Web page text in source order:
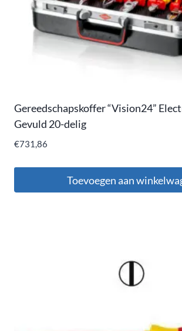
Gereedschapskoffer “Vision24”
Gevuld 20-delig
€731,86
Toevoegen aan